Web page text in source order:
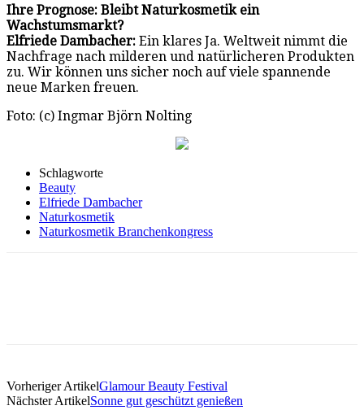
Ihre Prognose: Bleibt Naturkosmetik ein
Wachstumsmarkt?
Elfriede Dambacher: Ein klares Ja. Weltweit nimmt die
Nachfrage nach milderen und natürlicheren Produkten
zu. Wir können uns sicher noch auf viele spannende
neue Marken freuen.
Foto: (c) Ingmar Björn Nolting
Schlagworte
Beauty
Elfriede Dambacher
Naturkosmetik
Naturkosmetik Branchenkongress
Vorheriger ArtikelGlamour Beauty Festival
Nächster ArtikelSonne gut geschützt genießen